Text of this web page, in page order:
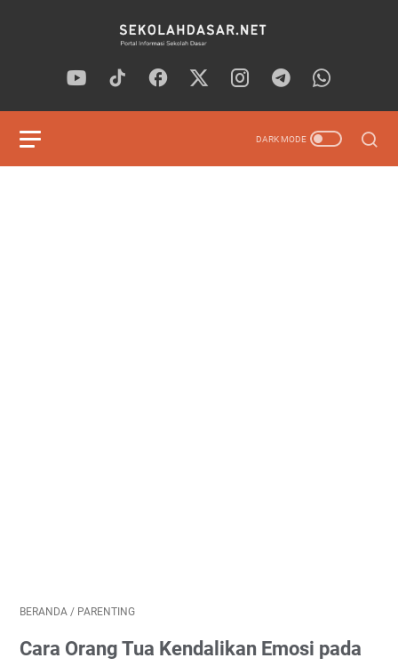
BERANDA / PARENTING
Cara Orang Tua Kendalikan Emosi pada